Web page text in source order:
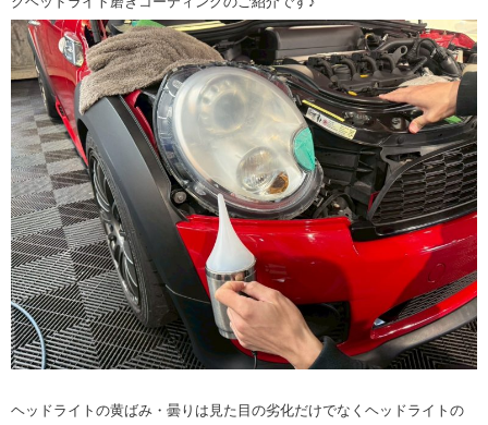
ヘッドライトの黄ばみ・曇りは見た目の劣化だけでなくヘッドライトの